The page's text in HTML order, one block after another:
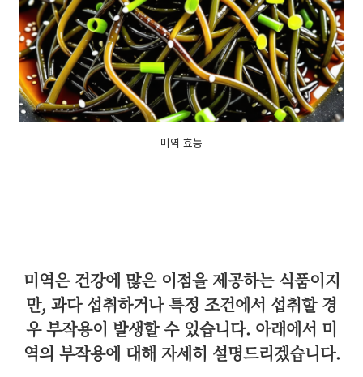
미역 효능
미역은 건강에 많은 이점을 제공하는 식품이지
만, 과다 섭취하거나 특정 조건에서 섭취할 경
우 부작용이 발생할 수 있습니다. 아래에서 미
역의 부작용에 대해 자세히 설명드리겠습니다.